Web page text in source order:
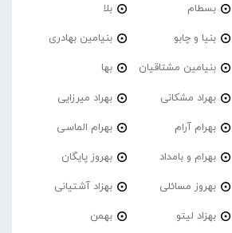
بسطام بلا
بنیا و چابو بنیامین بهادری
بنیامین مشتاقیان بها
بهراد مشکانی بهراد میرزایی
بهرام آرام بهرام الماسی
بهرام و بامداد بهروز پایگان
بهروز مسائلی بهزاد آشتیانی
بهزاد لیتو بهمن